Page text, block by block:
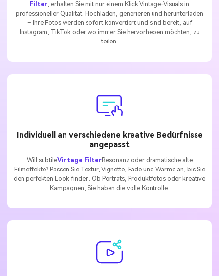
Filter, erhalten Sie mit nur einem Klick Vintage-Visuals in
professioneller Qualität. Hochladen, generieren und herunterladen
– Ihre Fotos werden sofort konvertiert und sind bereit, auf
Instagram, TikTok oder wo immer Sie hervorheben möchten, zu
teilen.
Individuell an verschiedene kreative Bedürfnisse
angepasst
Will subtileVintage FilterResonanz oder dramatische alte
Filmeffekte? Passen Sie Textur, Vignette, Fade und Wärme an, bis Sie
den perfekten Look finden. Ob Porträts, Produktfotos oder kreative
Kampagnen, Sie haben die volle Kontrolle.